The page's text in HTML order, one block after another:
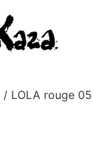
/ LOLA rouge 05